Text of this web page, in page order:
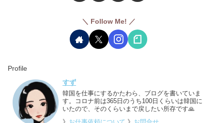
＼ Follow Me! ／
Profile
すず
韓国を仕事にするかたわら、ブログを書いていま
す。コロナ前は365日のうち100日くらいは韓国に
いたので、そのくらいまで戻したい所存です🙏